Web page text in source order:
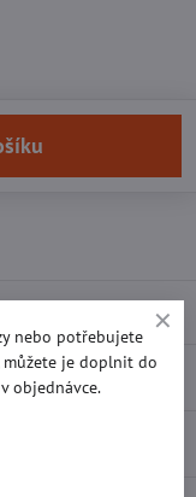
nebo potřebujete
je doplnit do
objednávce.